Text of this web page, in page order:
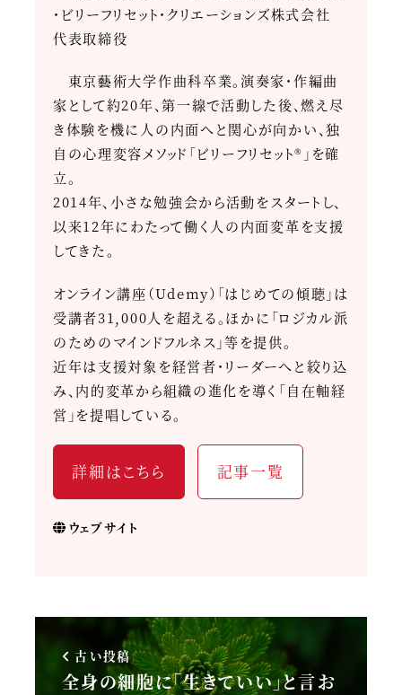
・ビリーフリセット・クリエーションズ株式会社
代表取締役
東京藝術大学作曲科卒業。演奏家・作編曲
家として約20年、第一線で活動した後、燃え尽
き体験を機に人の内面へと関心が向かい、独
自の心理変容メソッド「ビリーフリセット®」を確
立。
2014年、小さな勉強会から活動をスタートし、
以来12年にわたって働く人の内面変革を支援
してきた。
オンライン講座（Udemy）「はじめての傾聴」は
受講者31,000人を超える。ほかに「ロジカル派
のためのマインドフルネス」等を提供。
近年は支援対象を経営者・リーダーへと絞り込
み、内的変革から組織の進化を導く「自在軸経
営」を提唱している。
詳細はこちら 記事一覧
ウェブサイト
古い投稿
全身の細胞に「生きていい」と言お